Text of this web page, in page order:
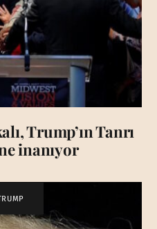
Trump’ın Tanrı
inanıyor